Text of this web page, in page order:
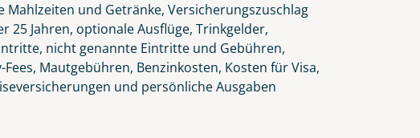
Mahlzeiten und Getränke, Versicherungszuschlag
25 Jahren, optionale Ausflüge, Trinkgelder,
nicht genannte Eintritte und Gebühren,
Fees, Mautgebühren, Benzinkosten, Kosten für Visa,
und persönliche Ausgaben